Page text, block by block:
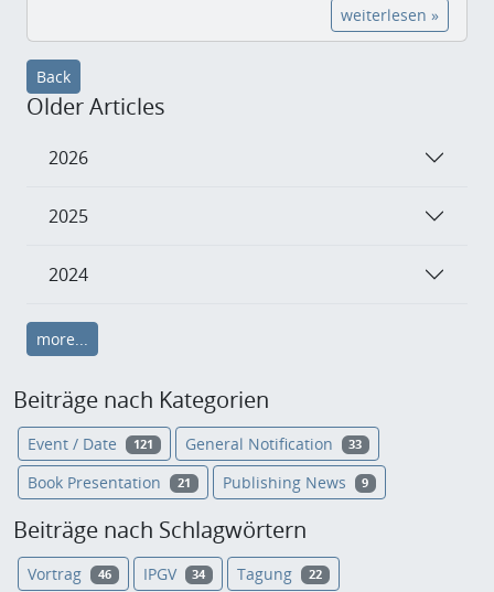
weiterlesen »
Back
Older Articles
2026
2025
2024
more...
Beiträge nach Kategorien
Event / Date 121 General Notification 33
Book Presentation 21 Publishing News 9
Beiträge nach Schlagwörtern
Vortrag 46 IPGV 34 Tagung 22